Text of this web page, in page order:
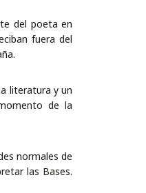
del poeta en
fuera del
literatura y un
de la
normales de
las Bases.